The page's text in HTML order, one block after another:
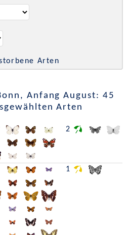
Arten
Anfang August: 45
Arten
2
1